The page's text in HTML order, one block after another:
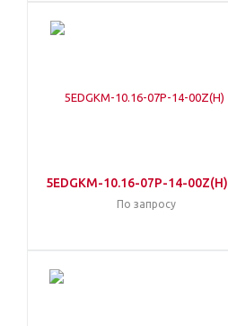
5EDGKM-10.16-07P-14-00Z(H)
По запросу